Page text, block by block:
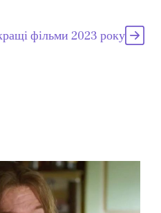
фільми 2023 року